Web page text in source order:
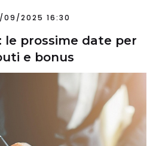
09/2025 16:30
le prossime date per
e bonus